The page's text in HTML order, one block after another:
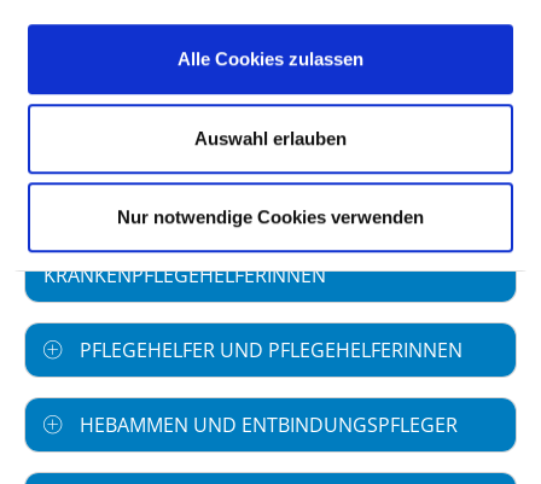
Alle Cookies zulassen
Auswahl erlauben
Nur notwendige Cookies verwenden
ALTENPFLEGER UND ALTENPFLEGERINNEN
PFLEGEASSISTENTEN UND
PFLEGEASSISTENTINNEN
KRANKENPFLEGEHELFER UND
KRANKENPFLEGEHELFERINNEN
PFLEGEHELFER UND PFLEGEHELFERINNEN
HEBAMMEN UND ENTBINDUNGSPFLEGER